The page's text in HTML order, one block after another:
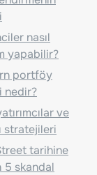
nasıl
yapabilir?
portföy
nedir?
ve
stratejileri
tarihine
5 skandal